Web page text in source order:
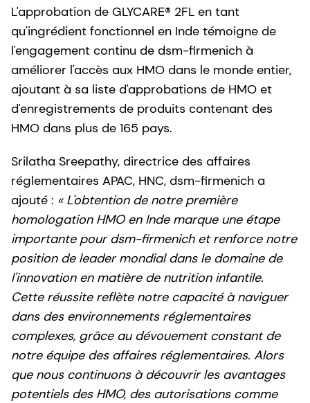
L'approbation de GLYCARE® 2FL en tant
qu'ingrédient fonctionnel en Inde témoigne de
l'engagement continu de dsm-firmenich à
améliorer l'accès aux HMO dans le monde entier,
ajoutant à sa liste d'approbations de HMO et
d'enregistrements de produits contenant des
HMO dans plus de 165 pays.
Srilatha Sreepathy, directrice des affaires
réglementaires APAC, HNC, dsm-firmenich a
ajouté : « L'obtention de notre première
homologation HMO en Inde marque une étape
importante pour dsm-firmenich et renforce notre
position de leader mondial dans le domaine de
l'innovation en matière de nutrition infantile.
Cette réussite reflète notre capacité à naviguer
dans des environnements réglementaires
complexes, grâce au dévouement constant de
notre équipe des affaires réglementaires. Alors
que nous continuons à découvrir les avantages
potentiels des HMO, des autorisations comme